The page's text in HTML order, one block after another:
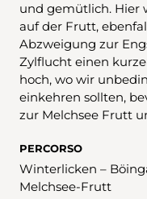
und gemütlich. Hier
auf der Frutt,
Abzweigung zur
Zylflucht einen
hoch, wo wir
einkehren sollten,
zur Melchsee Frutt
PERCORSO
Winterlicken –
Melchsee-Frutt